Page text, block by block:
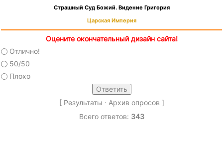
Страшный Суд Божий. Видение Григория
Царская Империя
Оцените окончательный дизайн сайта!
Отлично!
50/50
Плохо
[ Результаты · Архив опросов ]
Всего ответов: 343